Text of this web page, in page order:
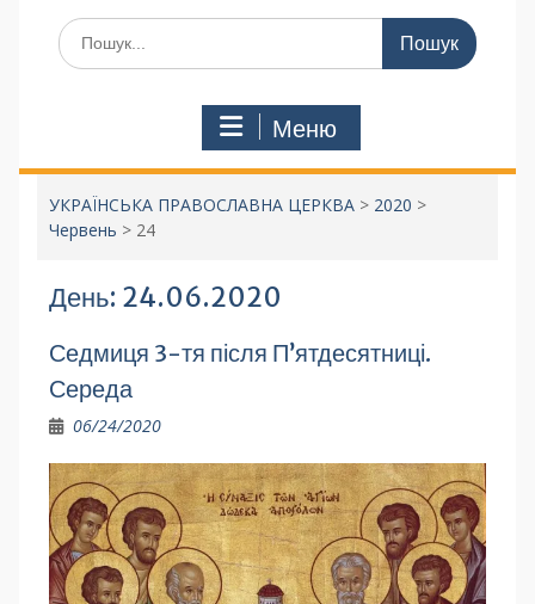
Меню
УКРАЇНСЬКА ПРАВОСЛАВНА ЦЕРКВА> 2020 >
Червень > 24
День: 24.06.2020
Седмиця 3-тя після П’ятдесятниці.
Середа
06/24/2020